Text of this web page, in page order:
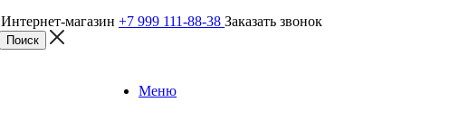
Интернет-магазин +7 999 111-88-38 Заказать звонок
Меню